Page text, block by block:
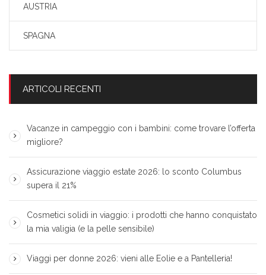
AUSTRIA
SPAGNA
ARTICOLI RECENTI
Vacanze in campeggio con i bambini: come trovare l’offerta
migliore?
Assicurazione viaggio estate 2026: lo sconto Columbus
supera il 21%
Cosmetici solidi in viaggio: i prodotti che hanno conquistato
la mia valigia (e la pelle sensibile)
Viaggi per donne 2026: vieni alle Eolie e a Pantelleria!